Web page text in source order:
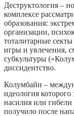
Деструктология –
комплексе
образования:
организации,
тоталитарные
игры и увлечения,
субкультуры
диссидентство.
Колумбайн –
идеология
насилия или
получило после